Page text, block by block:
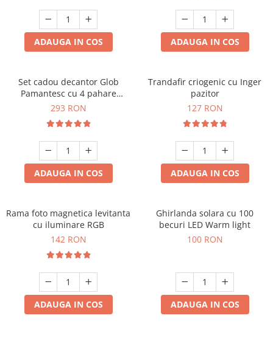
Cadouri Fete
Pentru Copilul din tine
Cadouri Haioase
Cadouri Majorat
Cadouri pentru Nasi
Cadouri pentru Bunici
Cadouri pentru Sefi
Cel ce are tot
Cani si Termosuri
Jocuri si Puzzle
Produse pentru Calatorie
Cadouri Sfantul Alexandru
Cadouri Sfanta Ana
Cadouri Sfanta Maria
Cadouri Sfintii Mihail si Gavriil
ADAUGA IN COS ADAUGA IN COS
Set cadou decantor Glob
Pamantesc cu 4 pahare
Deluxe
293 RON
ADAUGA IN COS
Trandafir criogenic cu Inger
pazitor
127 RON
ADAUGA IN COS
Rama foto magnetica levitanta
cu iluminare RGB
142 RON
ADAUGA IN COS
Ghirlanda solara cu 100
becuri LED Warm light
100 RON
ADAUGA IN COS